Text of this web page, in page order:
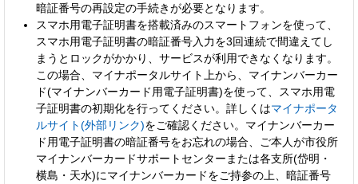
暗証番号の再設定の手続きが必要となります。
スマホ用電子証明書を搭載済みのスマートフォンを使って、
スマホ用電子証明書の暗証番号入力を3回連続で間違えてし
まうとロックがかかり、サービスが利用できなくなります。
この場合、マイナポータルサイト上から、マイナンバーカー
ド(マイナンバーカード用電子証明書)を使って、スマホ用電
子証明書の初期化を行ってください。詳しくはマイナポータ
ルサイト(外部リンク)をご確認ください。マイナンバーカー
ド用電子証明書の暗証番号をお忘れの場合、ご本人が市役所
マイナンバーカードサポートセンターまたは各支所(岱明・
横島・天水)にマイナンバーカードをご持参の上、暗証番号